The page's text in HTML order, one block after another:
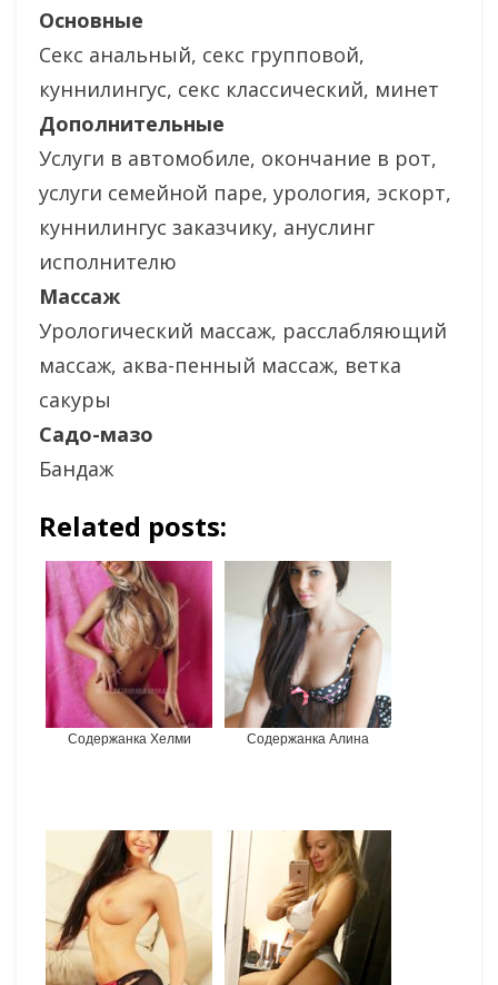
Основные
Секс анальный, секс групповой,
куннилингус, секс классический, минет
Дополнительные
Услуги в автомобиле, окончание в рот,
услуги семейной паре, урология, эскорт,
куннилингус заказчику, ануслинг
исполнителю
Массаж
Урологический массаж, расслабляющий
массаж, аква-пенный массаж, ветка
сакуры
Садо-мазо
Бандаж
Related posts:
Содержанка Хелми Содержанка Алина